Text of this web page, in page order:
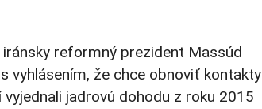
reformný prezident Massúd
vyhlásením, že chce obnoviť kontakty
jadrovú dohodu z roku 2015